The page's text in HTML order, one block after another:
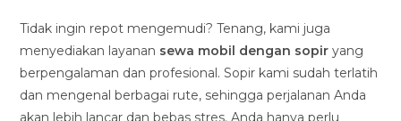
Tidak ingin repot mengemudi? Tenang, kami juga
menyediakan layanan sewa mobil dengan sopir yang
berpengalaman dan profesional. Sopir kami sudah terlatih
dan mengenal berbagai rute, sehingga perjalanan Anda
akan lebih lancar dan bebas stres. Anda hanya perlu